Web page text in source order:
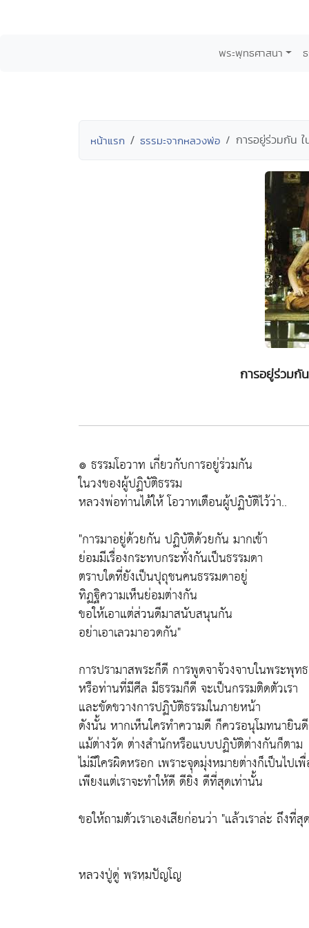
พระพุทธศาสนา
หน้าแรก ธรรมะจากหลวงพ่อ การอยู่ร่วมกัน
การอยู่ร่วมกั
๏ ธรรมโอวาท เกี่ยวกับการอยู่ร่วมกัน
ในวงของผู้ปฏิบัติธรรม
หลวงพ่อท่านได้ให้ โอวาทเตือนผู้ปฏิบัติไว้ว่า..
"การมาอยู่ด้วยกัน ปฏิบัติด้วยกัน มากเข้า
ย่อมมีเรื่องกระทบกระทั่งกันเป็นธรรมดา
ตราบใดที่ยังเป็นปุถุชนคนธรรมดาอยู่
ทิฏฐิความเห็นย่อมต่างกัน
ขอให้เอาแต่ส่วนดีมาสนับสนุนกัน
อย่าเอาเลวมาอวดกัน"
การปรามาสพระก็ดี การพูดจาจ้วงจาบในพระพุ
หรือท่านที่มีศีล มีธรรมก็ดี จะเป็นกรรมติดตัวเรา
และขัดขวางการปฏิบัติธรรมในภายหน้า
ดังนั้น หากเห็นใครทำความดี ก็ควรอนุโมทนายิน
แม้ต่างวัด ต่างสำนักหรือแบบปฏิบัติต่างกันก็ตาม
ไม่มีใครผิดหรอก เพราะจุดมุ่งหมายต่างก็เป็นไป
เพียงแต่เราจะทำให้ดี ดียิ่ง ดีที่สุดเท่านั้น
ขอให้ถามตัวเราเองเสียก่อนว่า "แล้วเราล่ะ ถึง
หลวงปู่ดู่ พฺรหฺมปัญโญ